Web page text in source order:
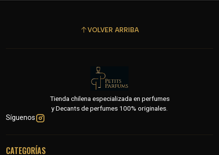
VOLVER ARRIBA
Tienda chilena especializada en perfumes
y Decants de perfumes 100% originales.
Síguenos
CATEGORÍAS